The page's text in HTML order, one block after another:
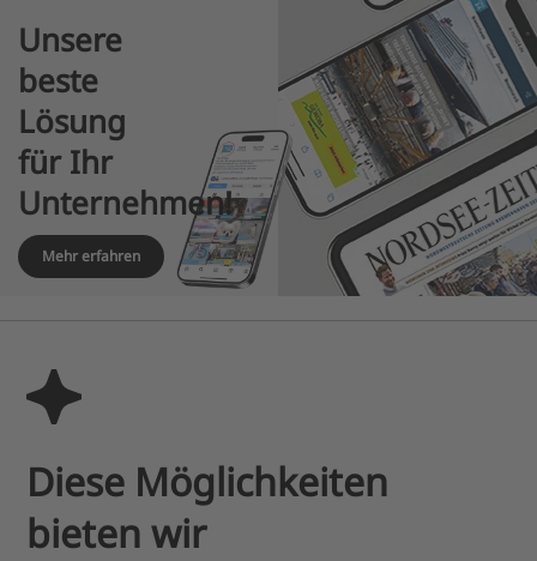
Unsere
beste
Lösung
für Ihr
Unternehmen!
Mehr erfahren
Diese Möglichkeiten
bieten wir